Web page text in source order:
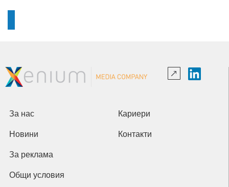
За нас Кариери
Новини Контакти
За реклама
Общи условия